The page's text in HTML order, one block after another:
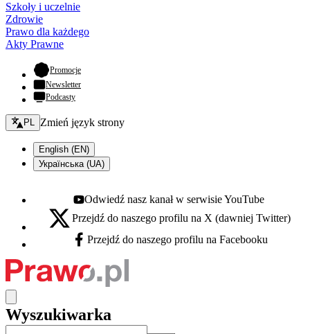
Szkoły i uczelnie
Zdrowie
Prawo dla każdego
Akty Prawne
Promocje- otwiera się w nowej karcie
Newsletter
Podcasty
Zmień język - bieżący:
PL Zmień język strony
English (EN)
Українська (UA)
Youtube - otwiera się w nowej karcie
Odwiedź nasz kanał w serwisie YouTube
X - otwiera się w nowej karcie
Przejdź do naszego profilu na X (dawniej Twitter)
Facebook - otwiera się w nowej karcie
Przejdź do naszego profilu na Facebooku
Wyszukiwarka